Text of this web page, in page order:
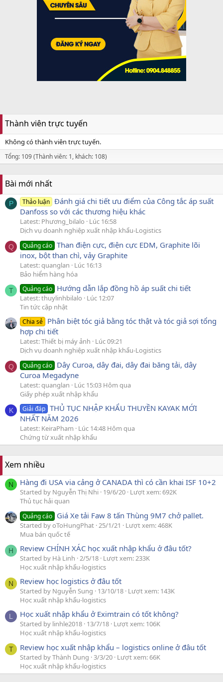
Thành viên trực tuyến
Không có thành viên trực tuyến.
Tổng: 109 (Thành viên: 1, khách: 108)
Bài mới nhất
P Thảo luận Đánh giá chi tiết ưu điểm của Công tắc áp suất
Danfoss so với các thương hiệu khác
Latest: Phương_bilalo
Lúc 16:58
Dịch vụ doanh nghiệp xuất nhập khẩu-Logistics
Q Quảng cáo Than điện cực, điện cực EDM, Graphite lõi
inox, bột than chì, vảy Graphite
Latest: quanglan
Lúc 16:13
Bảo hiểm hàng hóa
T Quảng cáo Hướng dẫn lắp đồng hồ áp suất chi tiết
Latest: thuylinhbilalo
Lúc 12:07
Tin tức cập nhật
Chia sẻ Phân biệt tóc giả bằng tóc thật và tóc giả sợi tổng
hợp chi tiết
Latest: Thiết bị máy ảnh
Lúc 09:21
Dịch vụ doanh nghiệp xuất nhập khẩu-Logistics
Q Quảng cáo Dây Curoa, dây đai, dây đai băng tải, dây
Curoa Megadyne
Latest: quanglan
Lúc 15:03 Hôm qua
Giấy phép xuất nhập khẩu
K Giải đáp THỦ TỤC NHẬP KHẨU THUYỀN KAYAK MỚI
NHẤT NĂM 2026
Latest: KeiraPham
Lúc 14:48 Hôm qua
Chứng từ xuất nhập khẩu
Xem nhiều
N Hàng đi USA via cảng ở CANADA thì có cần khai ISF 10+2
Started by Nguyễn Thị Nhi 19/6/20 Lượt xem: 692K
Thủ tục hải quan
Quảng cáo Giá Xe tải Faw 8 tấn Thùng 9M7 chở pallet.
Started by oToHungPhat 25/1/21
Lượt xem: 468K
Mua bán quốc tế
H Review CHÍNH XÁC học xuất nhập khẩu ở đâu tốt?
Started by Hà Linh 2/5/18 Lượt xem: 233K
Học xuất nhập khẩu-logistics
N Review học logistics ở đâu tốt
Started by Nguyễn Sung 13/10/18 Lượt xem: 143K
Học xuất nhập khẩu-logistics
L Học xuất nhập khẩu ở Eximtrain có tốt không?
Started by linhle2018 13/7/18 Lượt xem: 106K
Học xuất nhập khẩu-logistics
T Review học xuất nhập khẩu – logistics online ở đâu tốt
Started by Thành Dung 3/3/20 Lượt xem: 66K
Học xuất nhập khẩu-logistics